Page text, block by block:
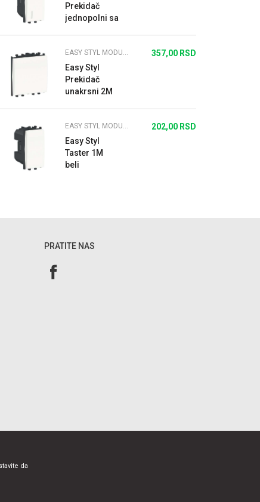
Prekidač
jednopolni sa
16A 1M beli
EASY STYL MODULARNI PREKIDAČI I UTIČNICE BELI
Easy Styl
Prekidač
unakrsni 2M
357,00 RSD
EASY STYL MODULARNI PREKIDAČI I UTIČNICE BELI
Easy Styl
Taster 1M
beli
202,00 RSD
PRATITE NAS
da